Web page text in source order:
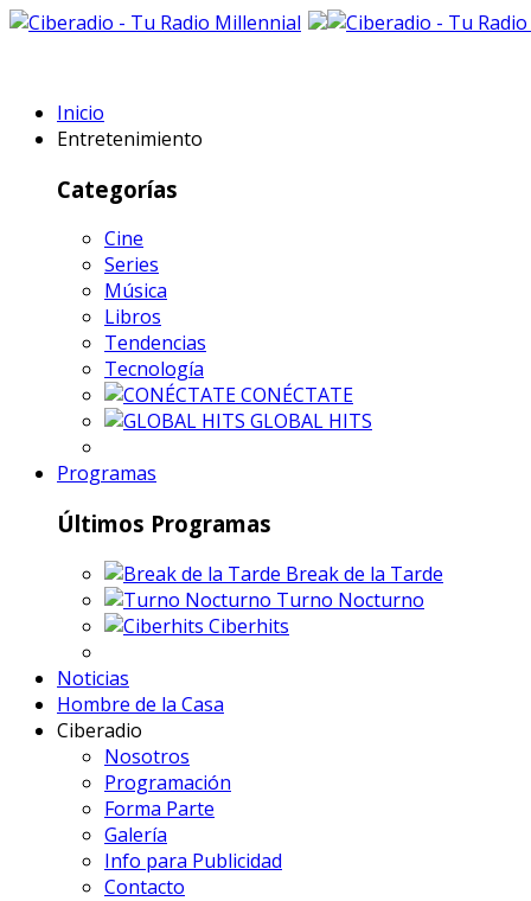
Inicio
Entretenimiento
Categorías
Cine
Series
Música
Libros
Tendencias
Tecnología
CONÉCTATE
GLOBAL HITS
Programas
Últimos Programas
Break de la Tarde
Turno Nocturno
Ciberhits
Noticias
Hombre de la Casa
Ciberadio
Nosotros
Programación
Forma Parte
Galería
Info para Publicidad
Contacto